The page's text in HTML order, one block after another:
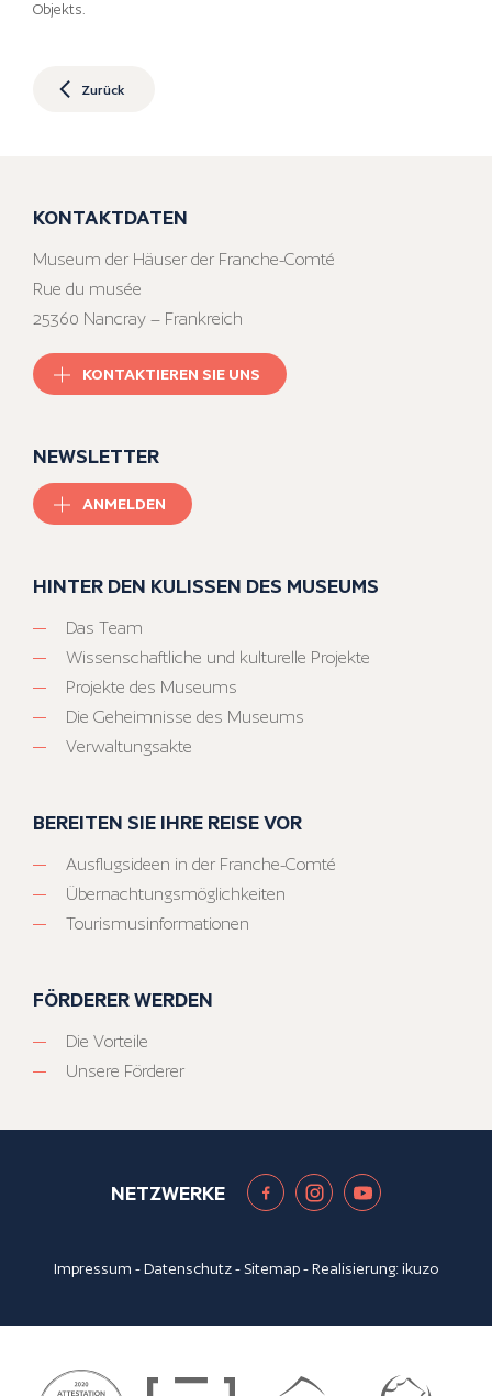
Objekts.
Zurück
KONTAKTDATEN
Museum der Häuser der Franche-Comté
Rue du musée
25360 Nancray – Frankreich
KONTAKTIEREN SIE UNS
NEWSLETTER
ANMELDEN
HINTER DEN KULISSEN DES MUSEUMS
Das Team
Wissenschaftliche und kulturelle Projekte
Projekte des Museums
Die Geheimnisse des Museums
Verwaltungsakte
BEREITEN SIE IHRE REISE VOR
Ausflugsideen in der Franche-Comté
Übernachtungsmöglichkeiten
Tourismusinformationen
FÖRDERER WERDEN
Die Vorteile
Unsere Förderer
NETZWERKE
Impressum -Datenschutz- Sitemap- Realisierung:ikuzo